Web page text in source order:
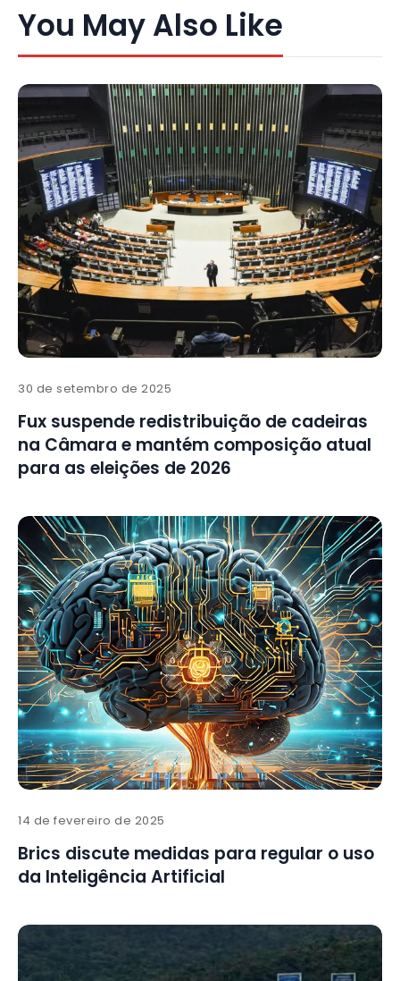
You May Also Like
30 de setembro de 2025
Fux suspende redistribuição de cadeiras
na Câmara e mantém composição atual
para as eleições de 2026
14 de fevereiro de 2025
Brics discute medidas para regular o uso
da Inteligência Artificial